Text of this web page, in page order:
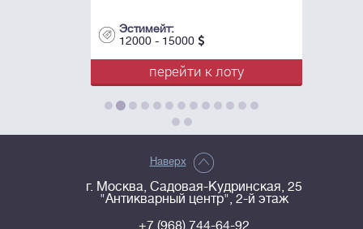
Эстимейт:
12000 - 15000
перейти к лоту
Наверх
г. Москва, Садовая-Кудринская, 25
"Антикварный центр", 2-й этаж